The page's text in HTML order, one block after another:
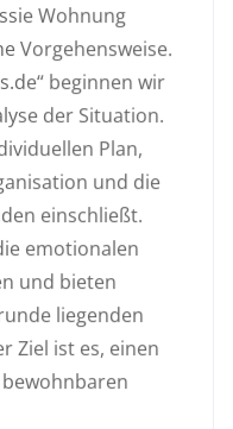
Wohnung
Vorgehensweise.
beginnen wir
der Situation.
Plan,
und die
einschließt.
emotionalen
und bieten
liegenden
Ziel ist es, einen